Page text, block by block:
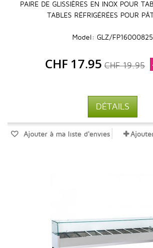
PAIRE DE GLISSIÈRES EN INOX POUR
TABLES RÉFRIGÉRÉES POUR
Model: GLZ/FP16000825
CHF 17.95 CHF 19.95
DÉTAILS
Ajouter à ma liste d'envies